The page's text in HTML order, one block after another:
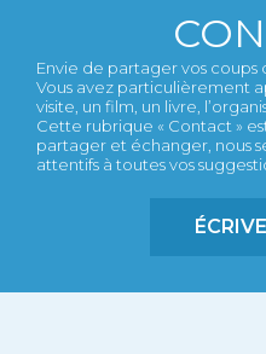
Envie de partager vos
Vous avez particulièrement
visite, un film, un livre,
Cette rubrique « Contact »
partager et échanger, nous
attentifs à toutes vos